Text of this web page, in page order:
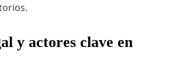
y actores clave en